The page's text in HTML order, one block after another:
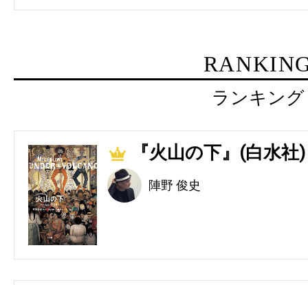
ランキング
1 『火山の下』(白水社)
陣野 俊史